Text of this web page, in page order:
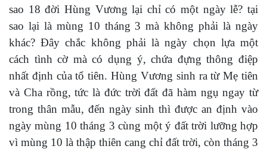
sao 18 đời Hùng Vương lại chỉ có một ngày lễ? tại
sao lại là mùng 10 tháng 3 mà không phải là ngày
khác? Đây chắc không phải là ngày chọn lựa một
cách tình cờ mà có dụng ý, chứa đựng thông điệp
nhất định của tổ tiên. Hùng Vương sinh ra từ Mẹ tiên
và Cha rồng, tức là đức trời đất đã hàm ngụ ngay từ
trong thân mẫu, đến ngày sinh thì được an định vào
ngày mùng 10 tháng 3 cùng một ý đất trời lưỡng hợp
vì mùng 10 là thập thiên cang chỉ đất trời, còn tháng 3